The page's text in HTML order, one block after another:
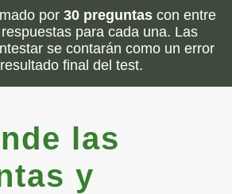
por 30 preguntas con entre
para cada una. Las
se contarán como un error
final del test.
las
y